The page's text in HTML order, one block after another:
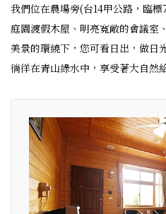
我們位在農場旁(台14甲公路，臨
庭園渡假木屋、明亮寬敞的會議室
美景的環繞下，您可看日出，做日
徜徉在青山綠水中，享受著大自然